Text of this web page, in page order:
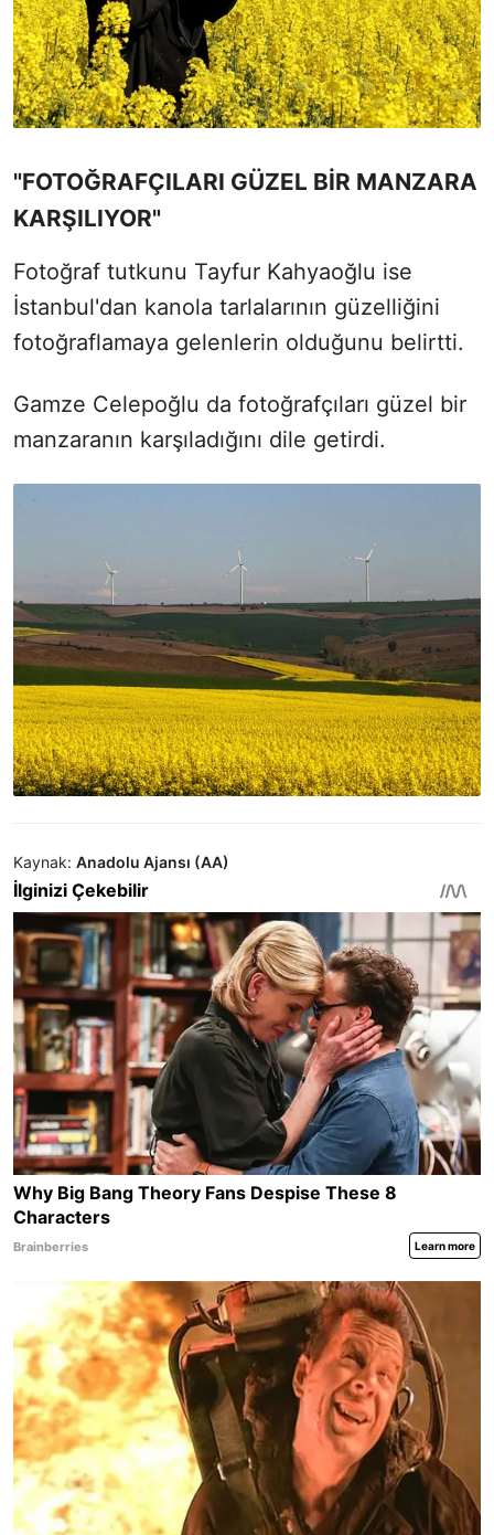
"FOTOĞRAFÇILARI GÜZEL BİR MANZARA
KARŞILIYOR"
Fotoğraf tutkunu Tayfur Kahyaoğlu ise
İstanbul'dan kanola tarlalarının güzelliğini
fotoğraflamaya gelenlerin olduğunu belirtti.
Gamze Celepoğlu da fotoğrafçıları güzel bir
manzaranın karşıladığını dile getirdi.
Kaynak: Anadolu Ajansı (AA)